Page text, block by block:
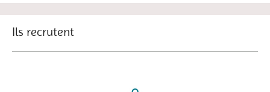
Ils recrutent